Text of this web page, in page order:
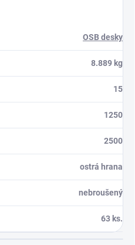
OSB desky
8.889 kg
15
1250
2500
ostrá hrana
nebroušený
63 ks.